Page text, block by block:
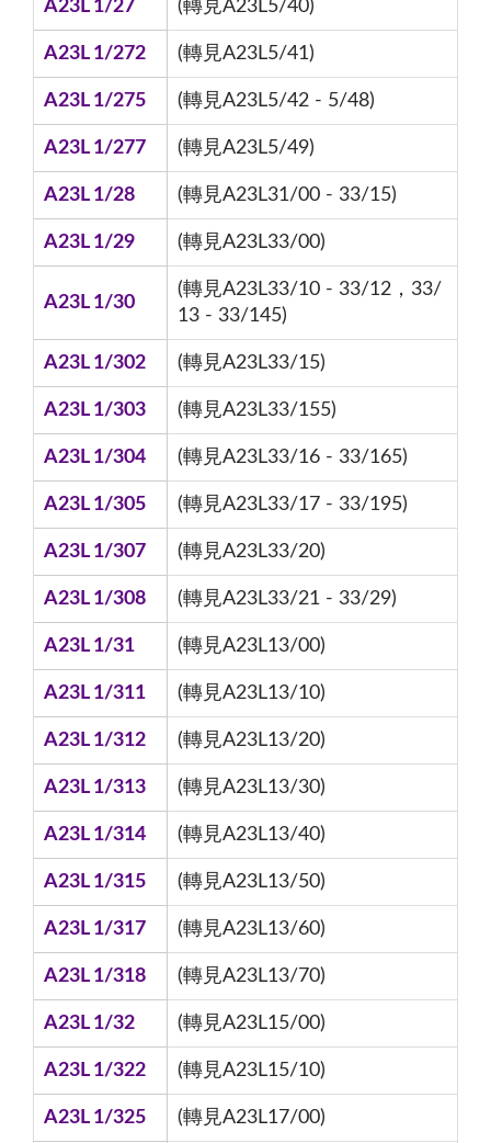
A23L 1/27 (轉見A23L5/40)
A23L 1/272 (轉見A23L5/41)
A23L 1/275 (轉見A23L5/42 - 5/48)
A23L 1/277 (轉見A23L5/49)
A23L 1/28 (轉見A23L31/00 - 33/15)
A23L 1/29 (轉見A23L33/00)
A23L 1/30
(轉見A23L33/10 - 33/12，33/
13 - 33/145)
A23L 1/302 (轉見A23L33/15)
A23L 1/303 (轉見A23L33/155)
A23L 1/304 (轉見A23L33/16 - 33/165)
A23L 1/305 (轉見A23L33/17 - 33/195)
A23L 1/307 (轉見A23L33/20)
A23L 1/308 (轉見A23L33/21 - 33/29)
A23L 1/31 (轉見A23L13/00)
A23L 1/311 (轉見A23L13/10)
A23L 1/312 (轉見A23L13/20)
A23L 1/313 (轉見A23L13/30)
A23L 1/314 (轉見A23L13/40)
A23L 1/315 (轉見A23L13/50)
A23L 1/317 (轉見A23L13/60)
A23L 1/318 (轉見A23L13/70)
A23L 1/32 (轉見A23L15/00)
A23L 1/322 (轉見A23L15/10)
A23L 1/325 (轉見A23L17/00)